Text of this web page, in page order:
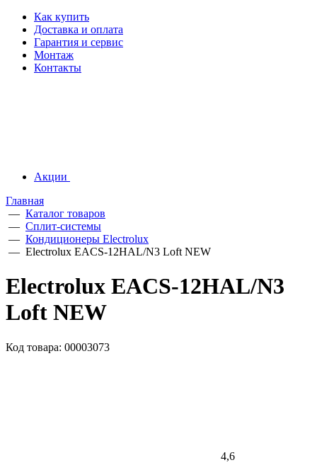
Как купить
Доставка и оплата
Гарантия и сервис
Монтаж
Контакты
Акции
Главная
— Каталог товаров
— Сплит-системы
— Кондиционеры Electrolux
— Electrolux EACS-12HAL/N3 Loft NEW
Electrolux EACS-12HAL/N3
Loft NEW
Код товара: 00003073
4,6